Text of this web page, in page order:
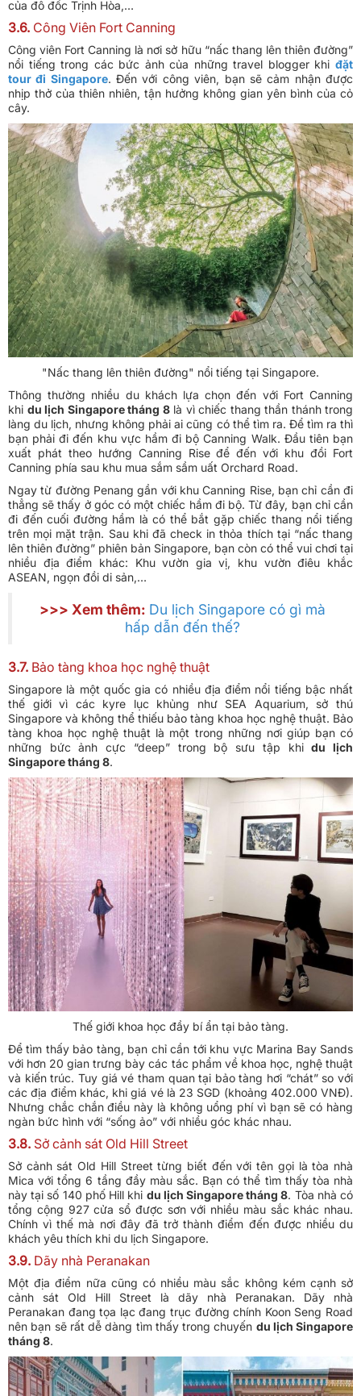
của đô đốc Trịnh Hòa,…
3.6. Công Viên Fort Canning
Công viên Fort Canning là nơi sở hữu “nấc thang lên thiên đường”
nổi tiếng trong các bức ảnh của những travel blogger khi đặt
tour đi Singapore. Đến với công viên, bạn sẽ cảm nhận được
nhịp thở của thiên nhiên, tận hưởng không gian yên bình của cỏ
cây.
"Nấc thang lên thiên đường" nổi tiếng tại Singapore.
Thông thường nhiều du khách lựa chọn đến với Fort Canning
khi du lịch Singapore tháng 8là vì chiếc thang thần thánh trong
làng du lịch, nhưng không phải ai cũng có thể tìm ra. Để tìm ra thì
bạn phải đi đến khu vực hầm đi bộ Canning Walk. Đầu tiên bạn
xuất phát theo hướng Canning Rise để đến với khu đồi Fort
Canning phía sau khu mua sắm sầm uất Orchard Road.
Ngay từ đường Penang gần với khu Canning Rise, bạn chỉ cần đi
thẳng sẽ thấy ở góc có một chiếc hầm đi bộ. Từ đây, bạn chỉ cần
đi đến cuối đường hầm là có thể bắt gặp chiếc thang nổi tiếng
trên mọi mặt trận. Sau khi đã check in thỏa thích tại “nấc thang
lên thiên đường” phiên bản Singapore, bạn còn có thể vui chơi tại
nhiều địa điểm khác: Khu vườn gia vị, khu vườn điêu khắc
ASEAN, ngọn đồi di sản,…
>>> Xem thêm: Du lịch Singapore có gì mà
hấp dẫn đến thế?
3.7. Bảo tàng khoa học nghệ thuật
Singapore là một quốc gia có nhiều địa điểm nổi tiếng bậc nhất
thế giới vì các kyre lục khủng như SEA Aquarium, sở thú
Singapore và không thể thiếu bảo tàng khoa học nghệ thuật. Bảo
tàng khoa học nghệ thuật là một trong những nơi giúp bạn có
những bức ảnh cực “deep” trong bộ sưu tập khidu lịch
Singapore tháng 8.
Thế giới khoa học đầy bí ẩn tại bảo tàng.
Để tìm thấy bảo tàng, bạn chỉ cần tới khu vực Marina Bay Sands
với hơn 20 gian trưng bày các tác phẩm về khoa học, nghệ thuật
và kiến trúc. Tuy giá vé tham quan tại bảo tàng hơi “chát” so với
các địa điểm khác, khi giá vé là 23 SGD (khoảng 402.000 VNĐ).
Nhưng chắc chắn điều này là không uổng phí vì bạn sẽ có hàng
ngàn bức hình với “sống ảo” với nhiều góc khác nhau.
3.8. Sở cảnh sát Old Hill Street
Sở cảnh sát Old Hill Street từng biết đến với tên gọi là tòa nhà
Mica với tổng 6 tầng đầy màu sắc. Bạn có thể tìm thấy tòa nhà
này tại số 140 phố Hill khi du lịch Singapore tháng 8. Tòa nhà có
tổng cộng 927 cửa sổ được sơn với nhiều màu sắc khác nhau.
Chính vì thế mà nơi đây đã trở thành điểm đến được nhiều du
khách yêu thích khi du lịch Singapore.
3.9. Dãy nhà Peranakan
Một địa điểm nữa cũng có nhiều màu sắc không kém cạnh sở
cảnh sát Old Hill Street là dãy nhà Peranakan. Dãy nhà
Peranakan đang tọa lạc đang trục đường chính Koon Seng Road
nên bạn sẽ rất dễ dàng tìm thấy trong chuyến du lịch Singapore
tháng 8.